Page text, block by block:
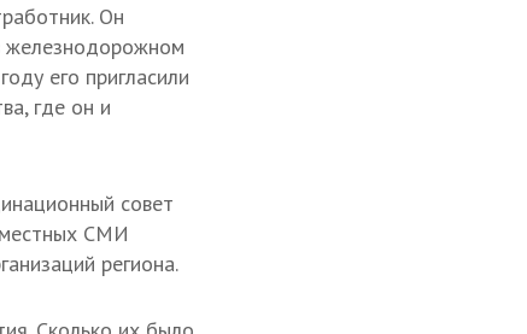
Он
железнодорожном
его пригласили
где он и
совет
местных СМИ
региона.